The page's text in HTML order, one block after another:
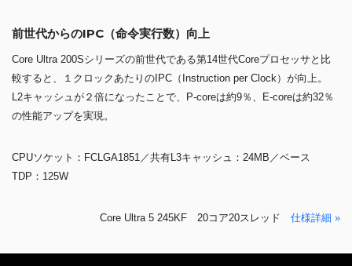
前世代からのIPC（命令実行数）向上
Core Ultra 200Sシリーズの前世代である第14世代Coreプロセッサと比
較すると、１クロックあたりのIPC（Instruction per Clock）が向上。
L2キャッシュが２倍になったことで、P-coreは約9％、E-coreは約32％
の性能アップを実現。
CPUソケット：FCLGA1851／共有L3キャッシュ：24MB／ベース
TDP：125W
Core Ultra 5 245KF 20コア20スレッド 仕様詳細 »